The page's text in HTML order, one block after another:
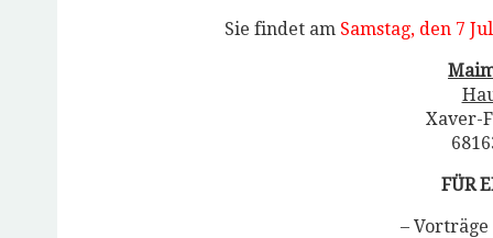
Sie findet am Samstag, den 7
Xaver-
FÜR
–